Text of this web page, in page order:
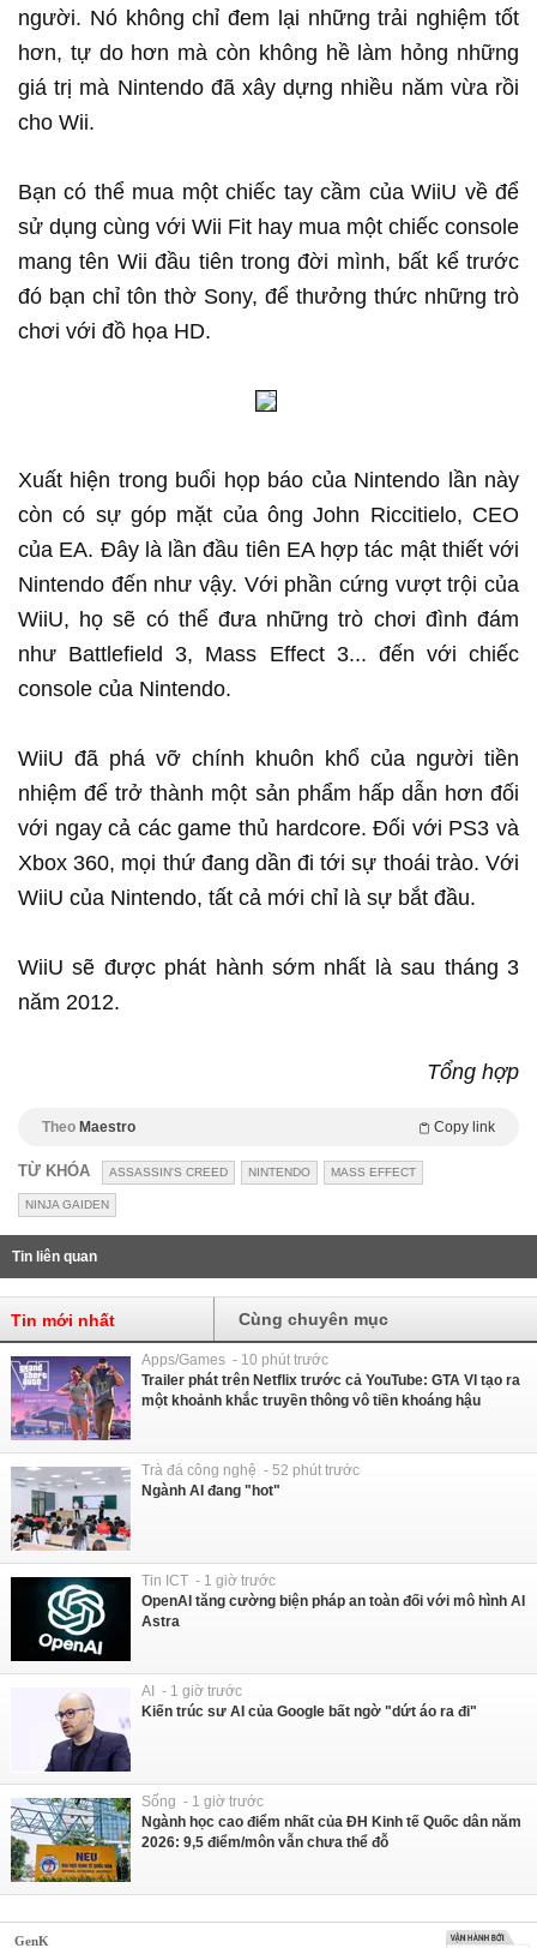
người. Nó không chỉ đem lại những trải nghiệm tốt
hơn, tự do hơn mà còn không hề làm hỏng những
giá trị mà Nintendo đã xây dựng nhiều năm vừa rồi
cho Wii.
Bạn có thể mua một chiếc tay cầm của WiiU về để
sử dụng cùng với Wii Fit hay mua một chiếc console
mang tên Wii đầu tiên trong đời mình, bất kể trước
đó bạn chỉ tôn thờ Sony, để thưởng thức những trò
chơi với đồ họa HD.
Xuất hiện trong buổi họp báo của Nintendo lần này
còn có sự góp mặt của ông John Riccitielo, CEO
của EA. Đây là lần đầu tiên EA hợp tác mật thiết với
Nintendo đến như vậy. Với phần cứng vượt trội của
WiiU, họ sẽ có thể đưa những trò chơi đình đám
như Battlefield 3, Mass Effect 3... đến với chiếc
console của Nintendo.
WiiU đã phá vỡ chính khuôn khổ của người tiền
nhiệm để trở thành một sản phẩm hấp dẫn hơn đối
với ngay cả các game thủ hardcore. Đối với PS3 và
Xbox 360, mọi thứ đang dần đi tới sự thoái trào. Với
WiiU của Nintendo, tất cả mới chỉ là sự bắt đầu.
WiiU sẽ được phát hành sớm nhất là sau tháng 3
năm 2012.
Tổng hợp
Theo Maestro Copy link
TỪ KHÓA ASSASSIN'S CREED NINTENDO MASS EFFECT
NINJA GAIDEN
Tin liên quan
Tin mới nhất Cùng chuyên mục
Apps/Games - 10 phút trước
Trailer phát trên Netflix trước cả YouTube: GTA VI tạo ra
một khoảnh khắc truyền thông vô tiền khoáng hậu
Trà đá công nghệ - 52 phút trước
Ngành AI đang "hot"
Tin ICT - 1 giờ trước
OpenAI tăng cường biện pháp an toàn đối với mô hình AI
Astra
AI - 1 giờ trước
Kiến trúc sư AI của Google bất ngờ "dứt áo ra đi"
Sống - 1 giờ trước
Ngành học cao điểm nhất của ĐH Kinh tế Quốc dân năm
2026: 9,5 điểm/môn vẫn chưa thể đỗ
GenK